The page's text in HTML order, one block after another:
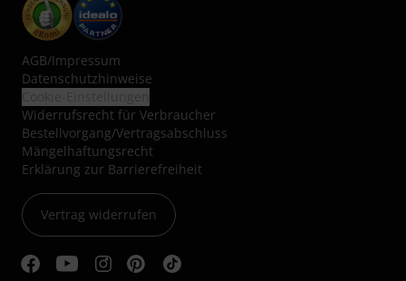
AGB/Impressum
Datenschutzhinweise
Widerrufsrecht für Verbraucher
Bestellvorgang/Vertragsabschluss
Mängelhaftungsrecht
Erklärung zur Barrierefreiheit
Vertrag widerrufen